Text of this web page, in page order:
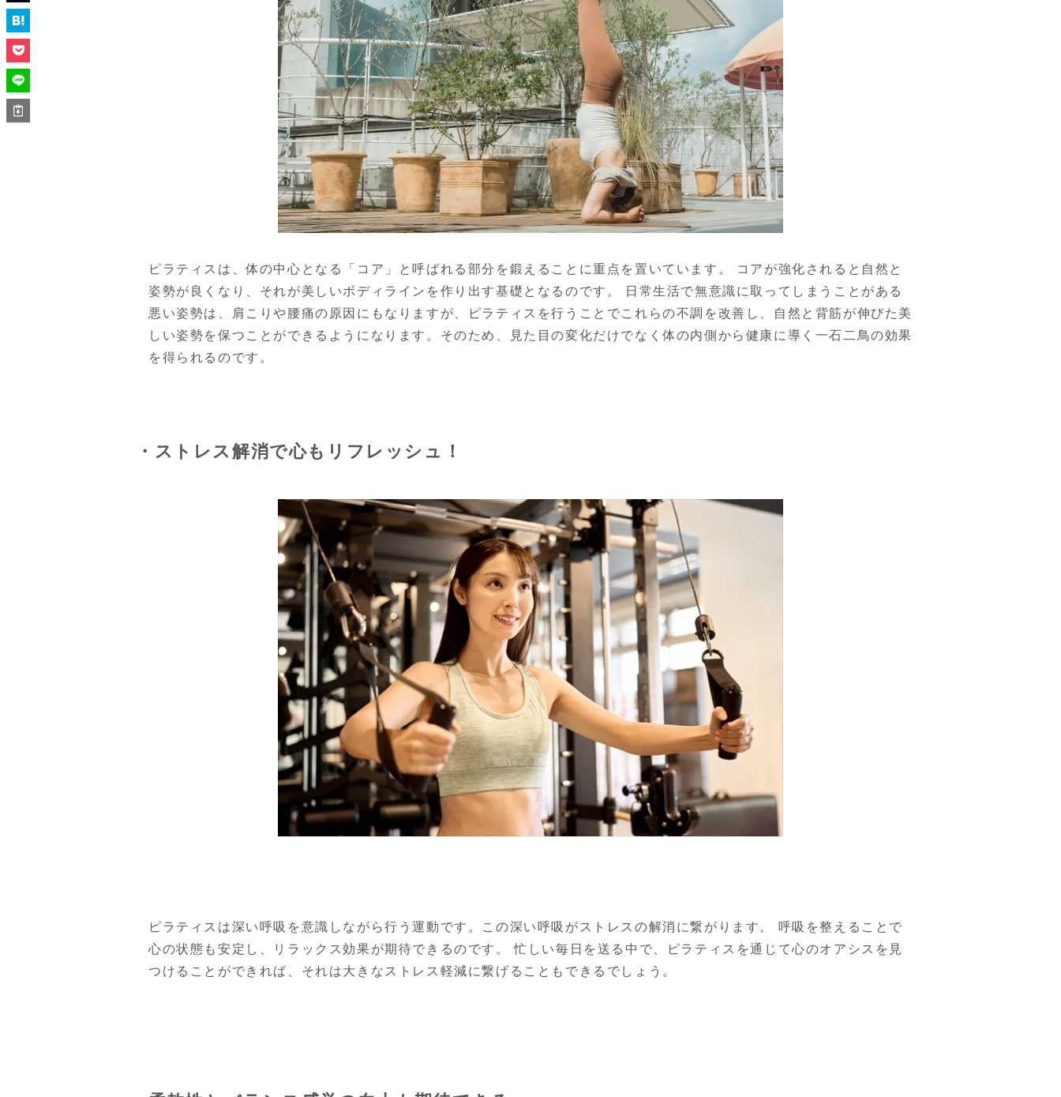
ピラティスは、体の中心となる「コア」と呼ばれる部分を鍛えることに重点を置いています。 コアが強化されると自然と
姿勢が良くなり、それが美しいボディラインを作り出す基礎となるのです。 日常生活で無意識に取ってしまうことがある
悪い姿勢は、肩こりや腰痛の原因にもなりますが、ピラティスを行うことでこれらの不調を改善し、自然と背筋が伸びた美
しい姿勢を保つことができるようになります。そのため、見た目の変化だけでなく体の内側から健康に導く一石二鳥の効果
を得られるのです。
・ストレス解消で心もリフレッシュ！
ピラティスは深い呼吸を意識しながら行う運動です。この深い呼吸がストレスの解消に繋がります。 呼吸を整えることで
心の状態も安定し、リラックス効果が期待できるのです。 忙しい毎日を送る中で、ピラティスを通じて心のオアシスを見
つけることができれば、それは大きなストレス軽減に繋げることもできるでしょう。